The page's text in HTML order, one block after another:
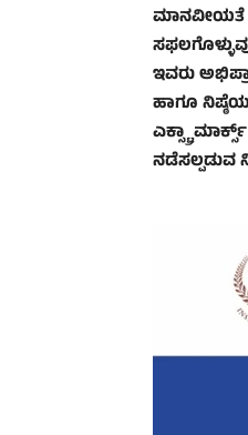
ಮಾನವೀಯತೆ
ಇವರು
ಹಾಗೂ
ಎಕ್ಸ್ಟ್ರಾ
ನಡೆಸಲ್ಪಡುವ